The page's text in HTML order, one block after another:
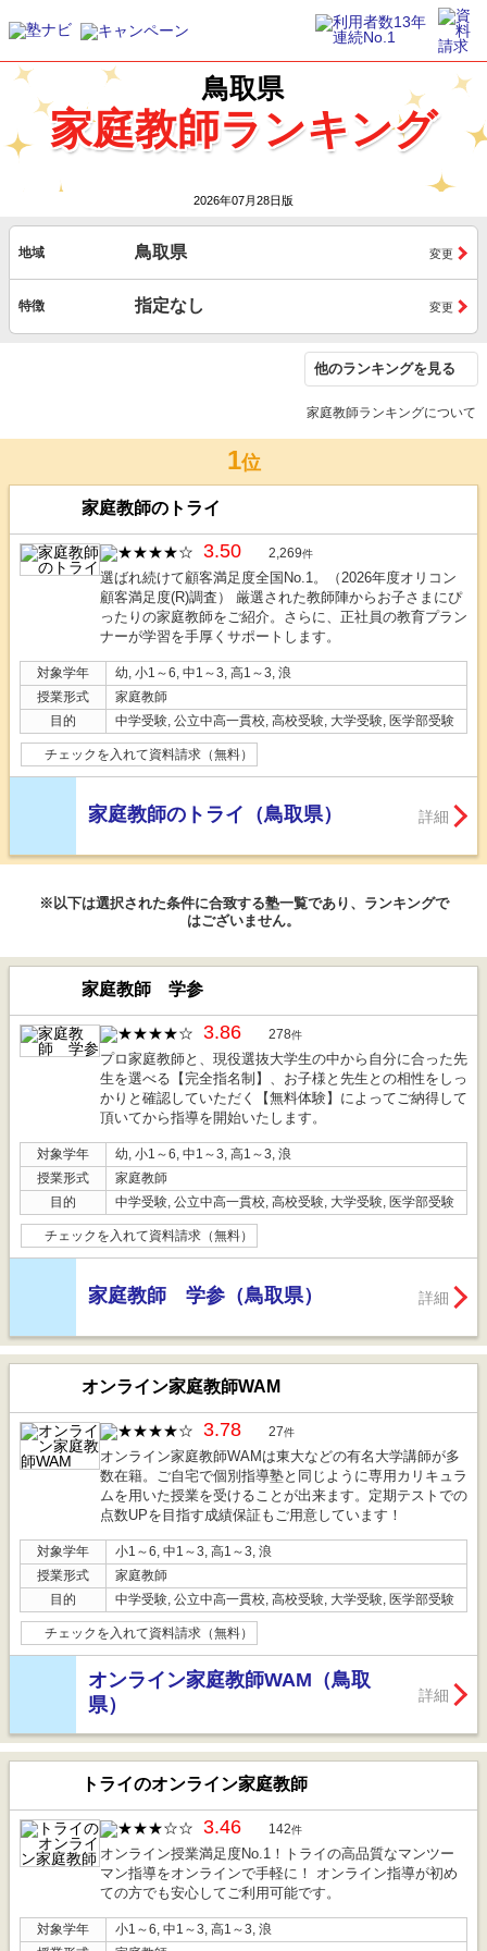
鳥取県
家庭教師ランキング
2026年07月28日版
地域 鳥取県 変更
特徴 指定なし 変更
他のランキングを見る
家庭教師ランキングについて
1位
家庭教師のトライ
3.50 2,269件
選ばれ続けて顧客満足度全国No.1。（2026年度オリコン
顧客満足度(R)調査） 厳選された教師陣からお子さまにぴ
ったりの家庭教師をご紹介。さらに、正社員の教育プラン
ナーが学習を手厚くサポートします。
対象学年
幼, 小1～6, 中1～3, 高1～3, 浪
授業形式
家庭教師
目的
中学受験, 公立中高一貫校, 高校受験, 大学受験, 医学部受験
チェックを入れて資料請求（無料）
家庭教師のトライ（鳥取県） 詳細
※以下は選択された条件に合致する塾一覧であり、ランキングで
はございません。
家庭教師 学参
3.86 278件
プロ家庭教師と、現役選抜大学生の中から自分に合った先
生を選べる【完全指名制】、お子様と先生との相性をしっ
かりと確認していただく【無料体験】によってご納得して
頂いてから指導を開始いたします。
対象学年
幼, 小1～6, 中1～3, 高1～3, 浪
授業形式
家庭教師
目的
中学受験, 公立中高一貫校, 高校受験, 大学受験, 医学部受験
チェックを入れて資料請求（無料）
家庭教師 学参（鳥取県） 詳細
オンライン家庭教師WAM
3.78 27件
オンライン家庭教師WAMは東大などの有名大学講師が多
数在籍。ご自宅で個別指導塾と同じように専用カリキュラ
ムを用いた授業を受けることが出来ます。定期テストでの
点数UPを目指す成績保証もご用意しています！
対象学年
小1～6, 中1～3, 高1～3, 浪
授業形式
家庭教師
目的
中学受験, 公立中高一貫校, 高校受験, 大学受験, 医学部受験
チェックを入れて資料請求（無料）
オンライン家庭教師WAM（鳥取
県）
詳細
トライのオンライン家庭教師
3.46 142件
オンライン授業満足度No.1！トライの高品質なマンツー
マン指導をオンラインで手軽に！ オンライン指導が初め
ての方でも安心してご利用可能です。
対象学年
小1～6, 中1～3, 高1～3, 浪